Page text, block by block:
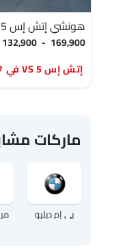
هونشي إتش إس 5
132,900 - 169,900
إتش إس 5 VS في 7
ماركات
بي إم دبليو